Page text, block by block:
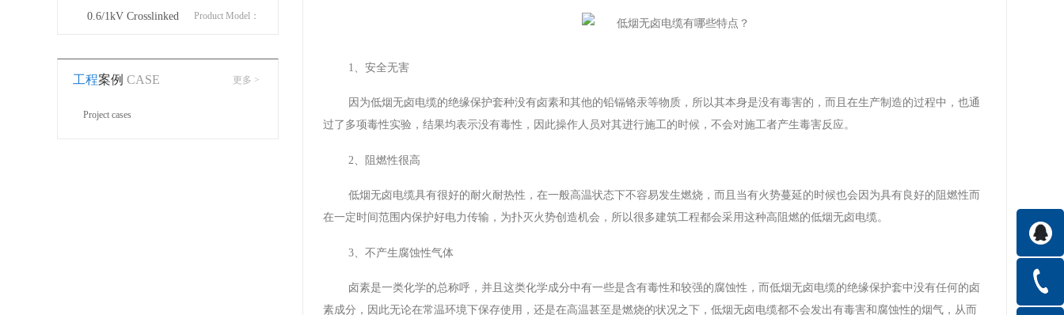
0.6/1kV Crosslinked
power cable
Product Model：
BYJ(F)RVVRVVP
工程案例 CASE
Project cases
更多 >
1、安全无害
因为低烟无卤电缆的绝缘保护套种没有卤素和其他的铅镉铬汞等物质，所以其本身是没有毒害的，而且在生产制造的过程中，也通
过了多项毒性实验，结果均表示没有毒性，因此操作人员对其进行施工的时候，不会对施工者产生毒害反应。
2、阻燃性很高
低烟无卤电缆具有很好的耐火耐热性，在一般高温状态下不容易发生燃烧，而且当有火势蔓延的时候也会因为具有良好的阻燃性而
在一定时间范围内保护好电力传输，为扑灭火势创造机会，所以很多建筑工程都会采用这种高阻燃的低烟无卤电缆。
3、不产生腐蚀性气体
卤素是一类化学的总称呼，并且这类化学成分中有一些是含有毒性和较强的腐蚀性，而低烟无卤电缆的绝缘保护套中没有任何的卤
素成分，因此无论在常温环境下保存使用，还是在高温甚至是燃烧的状况之下，低烟无卤电缆都不会发出有毒害和腐蚀性的烟气，从而